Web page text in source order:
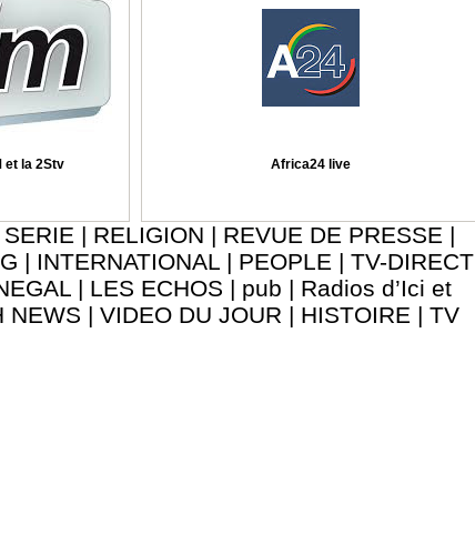
et la 2Stv Africa24 live
SERIE | RELIGION | REVUE DE PRESSE |
| INTERNATIONAL | PEOPLE | TV-DIRECT
| LES ECHOS | pub | Radios d’Ici et
NEWS | VIDEO DU JOUR | HISTOIRE | TV